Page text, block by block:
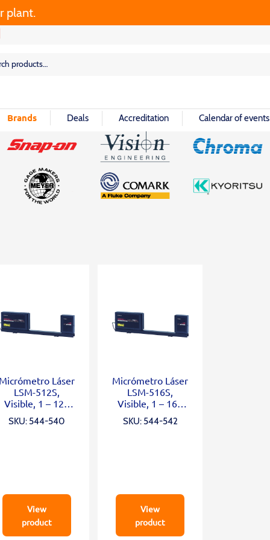
Brands Deals Accreditation Calendar of events
Micrómetro Láser
LSM-512S,
Visible, 1 – 120
SKU: 544-540
View
product
Micrómetro Láser
LSM-516S,
Visible, 1 – 160
SKU: 544-542
View
product